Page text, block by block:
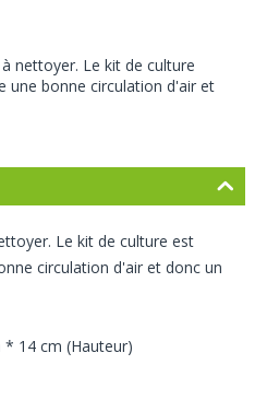
nettoyer. Le kit de culture
une bonne circulation d'air et
Le kit de culture est
circulation d'air et donc un
14 cm (Hauteur)